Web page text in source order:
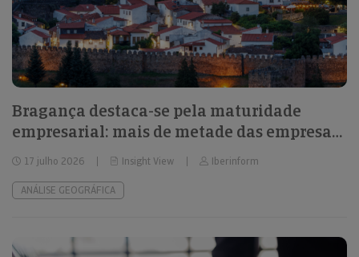
Bragança destaca-se pela maturidade
empresarial: mais de metade das empresas
têm mais de 11 anos
17 julho 2026 Insight View Iberinform
ANÁLISE GEOGRÁFICA